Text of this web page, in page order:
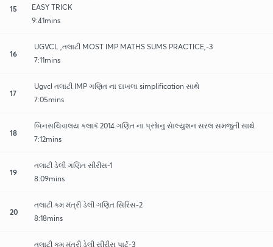
15
EASY TRICK
9:41mins
16
UGVCL ,તલાટી MOST IMP MATHS SUMS PRACTICE,-3
7:11mins
17
Ugvcl તલાટી IMP ગણિત ના દાખલા simplification સાથે
7:05mins
18
બિનસચિવાલય કલાકૅ 2014 ગણિત ના પ્રશ્નાેનુ સાેલ્યુશન સરલ સમજુતી સાથે
7:12mins
19
તલાટી ડેલી ગણિત સીરીસ-1
8:09mins
20
તલાટી કમ મંત્રી ડેલી ગણિત સિરિસ-2
8:18mins
તલાટી કમ મંત્રી ડેલી સીરીસ પાર્ટ-3